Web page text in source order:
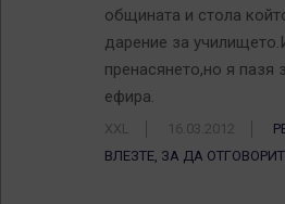
общината и стола
дарение за
пренасянето,но я пазя
ефира.
XXL 16.03.2012
ВЛЕЗТЕ, ЗА ДА